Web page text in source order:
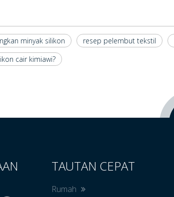
minyak silikon resep pelembut tekstil
cair kimiawi?
TAUTAN CEPAT
Rumah